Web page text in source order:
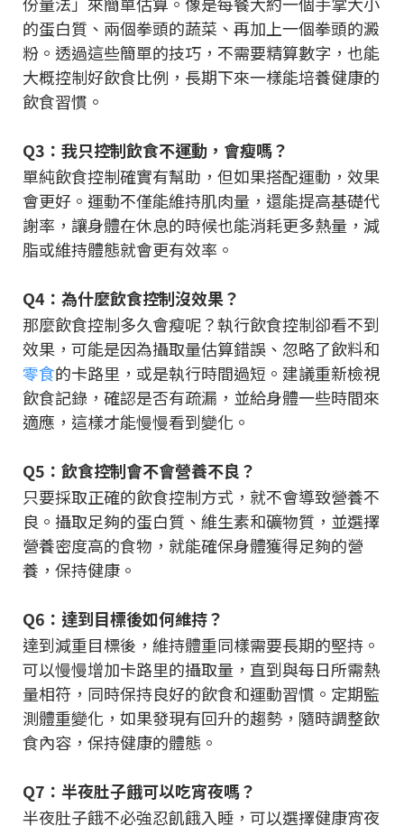
的蛋白質、兩個拳頭的蔬菜、再加上一個拳頭的澱
粉。透過這些簡單的技巧，不需要精算數字，也能
大概控制好飲食比例，長期下來一樣能培養健康的
飲食習慣。
Q3：我只控制飲食不運動，會瘦嗎？
單純飲食控制確實有幫助，但如果搭配運動，效果
會更好。運動不僅能維持肌肉量，還能提高基礎代
謝率，讓身體在休息的時候也能消耗更多熱量，減
脂或維持體態就會更有效率。
Q4：為什麼飲食控制沒效果？
那麼飲食控制多久會瘦呢？執行飲食控制卻看不到
效果，可能是因為攝取量估算錯誤、忽略了飲料和
零食的卡路里，或是執行時間過短。建議重新檢視
飲食記錄，確認是否有疏漏，並給身體一些時間來
適應，這樣才能慢慢看到變化。
Q5：飲食控制會不會營養不良？
只要採取正確的飲食控制方式，就不會導致營養不
良。攝取足夠的蛋白質、維生素和礦物質，並選擇
營養密度高的食物，就能確保身體獲得足夠的營
養，保持健康。
Q6：達到目標後如何維持？
達到減重目標後，維持體重同樣需要長期的堅持。
可以慢慢增加卡路里的攝取量，直到與每日所需熱
量相符，同時保持良好的飲食和運動習慣。定期監
測體重變化，如果發現有回升的趨勢，隨時調整飲
食內容，保持健康的體態。
Q7：半夜肚子餓可以吃宵夜嗎？
半夜肚子餓不必強忍飢餓入睡，可以選擇健康宵夜